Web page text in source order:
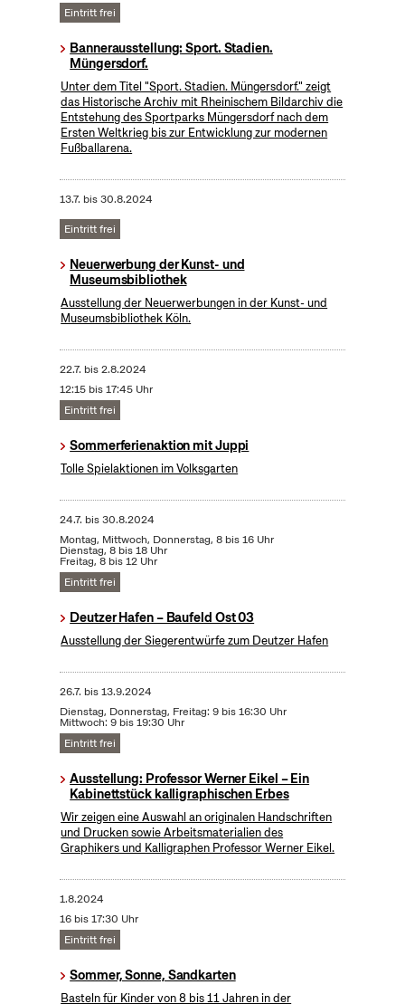
Eintritt frei
Bannerausstellung: Sport. Stadien.
Müngersdorf.
Unter dem Titel "Sport. Stadien. Müngersdorf." zeigt
das Historische Archiv mit Rheinischem Bildarchiv die
Entstehung des Sportparks Müngersdorf nach dem
Ersten Weltkrieg bis zur Entwicklung zur modernen
Fußballarena.
13.7. bis30.8.2024
Eintritt frei
Neuerwerbung der Kunst- und
Museumsbibliothek
Ausstellung der Neuerwerbungen in der Kunst- und
Museumsbibliothek Köln.
22.7. bis2.8.2024
12:15 bis 17:45 Uhr
Eintritt frei
Sommerferienaktion mit Juppi
Tolle Spielaktionen im Volksgarten
24.7. bis30.8.2024
Montag, Mittwoch, Donnerstag, 8 bis 16 Uhr
Dienstag, 8 bis 18 Uhr
Freitag, 8 bis 12 Uhr
Eintritt frei
Deutzer Hafen – Baufeld Ost 03
Ausstellung der Siegerentwürfe zum Deutzer Hafen
26.7. bis13.9.2024
Dienstag, Donnerstag, Freitag: 9 bis 16:30 Uhr
Mittwoch: 9 bis 19:30 Uhr
Eintritt frei
Ausstellung: Professor Werner Eikel – Ein
Kabinettstück kalligraphischen Erbes
Wir zeigen eine Auswahl an originalen Handschriften
und Drucken sowie Arbeitsmaterialien des
Graphikers und Kalligraphen Professor Werner Eikel.
1.8.2024
16 bis 17:30 Uhr
Eintritt frei
Sommer, Sonne, Sandkarten
Basteln für Kinder von 8 bis 11 Jahren in der